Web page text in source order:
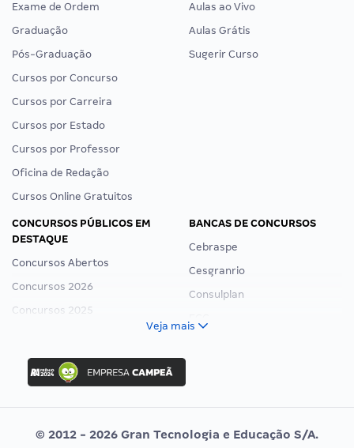
Exame de Ordem
Graduação
Pós-Graduação
Cursos por Concurso
Cursos por Carreira
Cursos por Estado
Cursos por Professor
Oficina de Redação
Cursos Online Gratuitos
Aulas ao Vivo
Aulas Grátis
Sugerir Curso
CONCURSOS PÚBLICOS EM
DESTAQUE
Concursos Abertos
Concursos 2026
Concursos 2025
Concurso Ibama
Concurso MPU
Editais publicados
BANCAS DE CONCURSOS
Cebraspe
Cesgranrio
Consulplan
Vunesp
Veja mais
© 2012 - 2026 Gran Tecnologia e Educação S/A.